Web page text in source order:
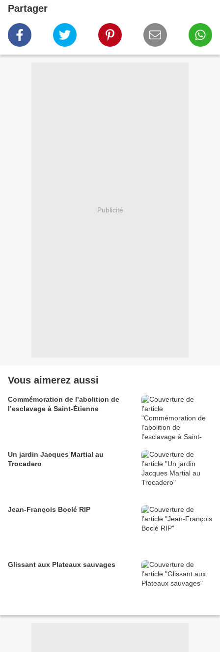
Partager
Publicité
Vous aimerez aussi
Commémoration de l’abolition de
l’esclavage à Saint-Étienne
Un jardin Jacques Martial au
Trocadero
Jean-François Boclé RIP
Glissant aux Plateaux sauvages